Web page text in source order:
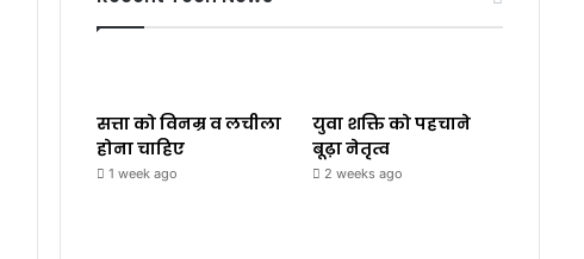
सत्ता को विनम्र व लचीला
होना चाहिए
1 week ago
युवा शक्ति को पहचाने
बूढ़ा नेतृत्व
2 weeks ago